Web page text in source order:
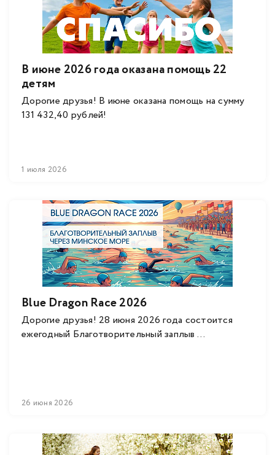
В июне 2026 года оказана помощь 22
детям
Дорогие друзья! В июне оказана помощь на сумму
131 432,40 рублей!
1 июля 2026
Blue Dragon Race 2026
Дорогие друзья! 28 июня 2026 года состоится
ежегодный Благотворительный заплыв ...
26 июня 2026